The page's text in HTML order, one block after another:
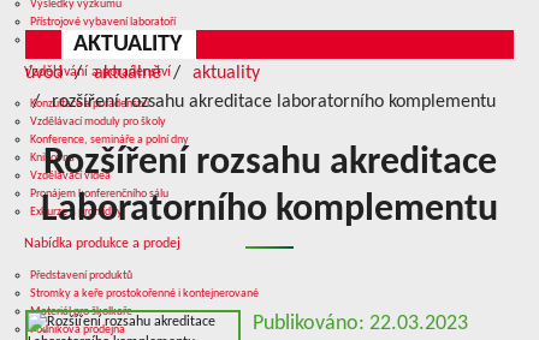
Výsledky výzkumu
Přístrojové vybavení laboratoří
Služby v oblasti výzkumu
Vzdělávání a poradenství
Konzultace a poradenství
Vzdělávací moduly pro školy
Konference, semináře a polní dny
Knihovna
Vzdělávací videa
Pronájem konferenčního sálu
Exkurze a prohlídky
Nabídka produkce a prodej
Představení produktů
Stromky a keře prostokořenné i kontejnerované
Materiál pro školkaře
Podniková prodejna
AKTUALITY
úvod aktuálně
aktuality
rozšíření rozsahu akreditace laboratorního komplementu
Rozšíření rozsahu akreditace
Laboratorního komplementu
Publikováno: 22.03.2023